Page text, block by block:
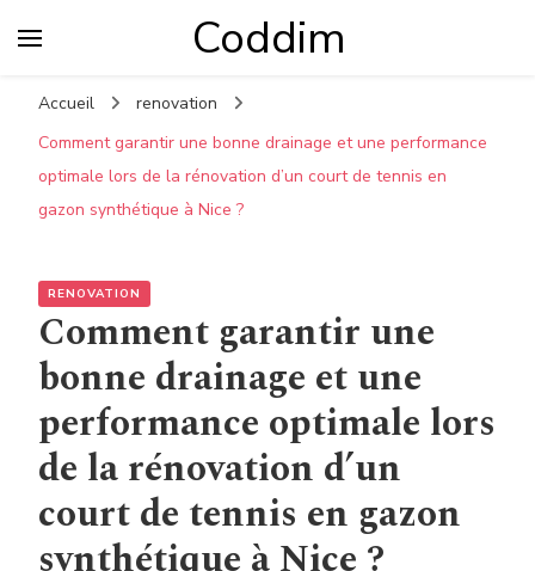
Coddim
Accueil
renovation
Comment garantir une bonne drainage et une performance
optimale lors de la rénovation d’un court de tennis en
gazon synthétique à Nice ?
RENOVATION
Comment garantir une
bonne drainage et une
performance optimale lors
de la rénovation d’un
court de tennis en gazon
synthétique à Nice ?